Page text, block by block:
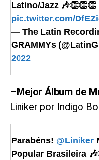
Latino/Jazz 🎶👏👏👏
pic.twitter.com/
— The Latin
GRAMMYs
2022
–Mejor Álbum de
Liniker por Indigo
Parabéns! @Liniker
Popular Brasileira